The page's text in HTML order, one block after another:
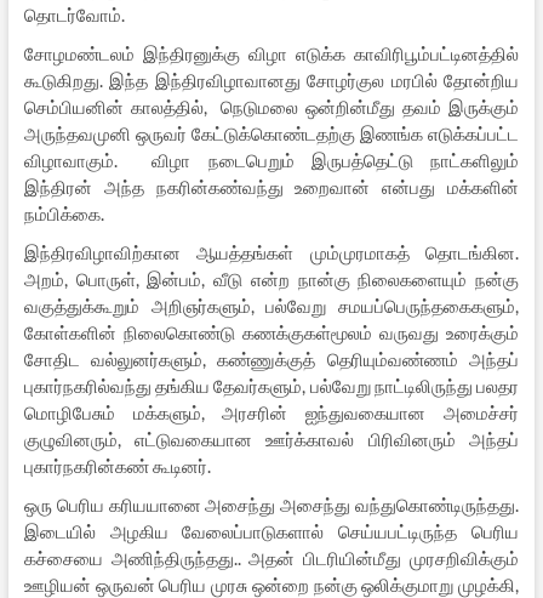
தொடர்வோம்.
சோழமண்டலம் இந்திரனுக்கு விழா எடுக்க காவிரிபூம்பட்டினத்தில்
கூடுகிறது. இந்த இந்திரவிழாவானது சோழர்குல மரபில் தோன்றிய
செம்பியனின் காலத்தில், நெடுமலை ஒன்றின்மீது தவம் இருக்கும்
அருந்தவமுனி ஒருவர் கேட்டுக்கொண்டதற்கு இணங்க எடுக்கப்பட்ட
விழாவாகும். விழா நடைபெறும் இருபத்தெட்டு நாட்களிலும்
இந்திரன் அந்த நகரின்கண்வந்து உறைவான் என்பது மக்களின்
நம்பிக்கை.
இந்திரவிழாவிற்கான ஆயத்தங்கள் மும்முரமாகத் தொடங்கின.
அறம், பொருள், இன்பம், வீடு என்ற நான்கு நிலைகளையும் நன்கு
வகுத்துக்கூறும் அறிஞர்களும், பல்வேறு சமயப்பெருந்தகைகளும்,
கோள்களின் நிலைகொண்டு கணக்குகள்மூலம் வருவது உரைக்கும்
சோதிட வல்லுனர்களும், கண்ணுக்குத் தெரியும்வண்ணம் அந்தப்
புகார்நகரில்வந்து தங்கிய தேவர்களும், பல்வேறு நாட்டிலிருந்து பலதர
மொழிபேசும் மக்களும், அரசரின் ஐந்துவகையான அமைச்சர்
குழுவினரும், எட்டுவகையான ஊர்க்காவல் பிரிவினரும் அந்தப்
புகார்நகரின்கண் கூடினர்.
ஒரு பெரிய கரியயானை அசைந்து அசைந்து வந்துகொண்டிருந்தது.
இடையில் அழகிய வேலைப்பாடுகளால் செய்யபட்டிருந்த பெரிய
கச்சையை அணிந்திருந்தது.. அதன் பிடரியின்மீது முரசறிவிக்கும்
ஊழியன் ஒருவன் பெரிய முரசு ஒன்றை நன்கு ஒலிக்குமாறு முழக்கி,